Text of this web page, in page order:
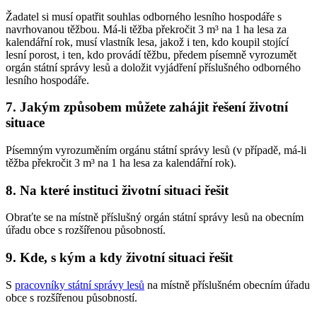
Žadatel si musí opatřit souhlas odborného lesního hospodáře s
navrhovanou těžbou. Má-li těžba překročit 3 m³ na 1 ha lesa za
kalendářní rok, musí vlastník lesa, jakož i ten, kdo koupil stojící
lesní porost, i ten, kdo provádí těžbu, předem písemně vyrozumět
orgán státní správy lesů a doložit vyjádření příslušného odborného
lesního hospodáře.
7. Jakým způsobem můžete zahájit řešení životní
situace
Písemným vyrozuměním orgánu státní správy lesů (v případě, má-li
těžba překročit 3 m³ na 1 ha lesa za kalendářní rok).
8. Na které instituci životní situaci řešit
Obraťte se na místně příslušný orgán státní správy lesů na obecním
úřadu obce s rozšířenou působností.
9. Kde, s kým a kdy životní situaci řešit
S pracovníky státní správy lesů na místně příslušném obecním úřadu
obce s rozšířenou působností.